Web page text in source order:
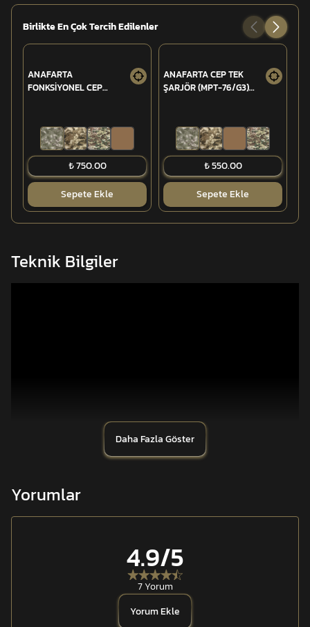
Birlikte En Çok Tercih Edilenler
ANAFARTA
FONKSİYONEL CEP
₺ 750.00
Sepete Ekle
ANAFARTA CEP TEK
ŞARJÖR (MPT-76/G3)
₺ 550.00
Sepete Ekle
Teknik Bilgiler
ANAFARTA Fonksiyonel Şarjör Cebi 5.56, değişken
kullanımkoşullarında hem koruma hem de hızlı erişim
Daha Fazla Göster
Yorumlar
4.9/5
7 Yorum
Yorum Ekle